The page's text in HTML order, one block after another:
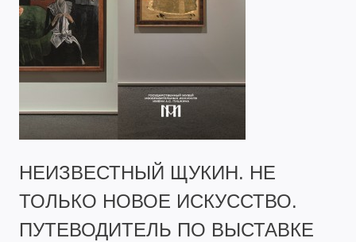
НЕИЗВЕСТНЫЙ ЩУКИН. НЕ
ТОЛЬКО НОВОЕ ИСКУССТВО.
ПУТЕВОДИТЕЛЬ ПО ВЫСТАВКЕ